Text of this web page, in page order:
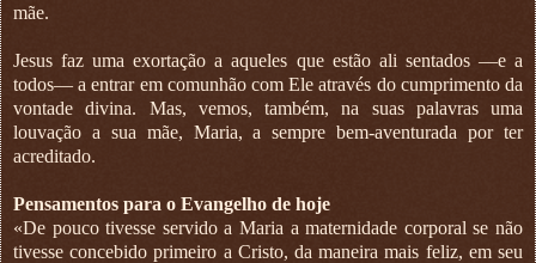
mãe.
Jesus faz uma exortação a aqueles que estão ali sentados —e a
todos— a entrar em comunhão com Ele através do cumprimento da
vontade divina. Mas, vemos, também, na suas palavras uma
louvação a sua mãe, Maria, a sempre bem-aventurada por ter
acreditado.
Pensamentos para o Evangelho de hoje
«De pouco tivesse servido a Maria a maternidade corporal se não
tivesse concebido primeiro a Cristo, da maneira mais feliz, em seu